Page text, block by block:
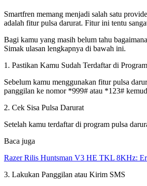
Smartfren memang menjadi salah satu
adalah fitur pulsa darurat. Fitur ini tentu
Bagi kamu yang masih belum tahu
Simak ulasan lengkapnya di bawah ini.
1. Pastikan Kamu Sudah Terdaftar di
Sebelum kamu menggunakan fitur pulsa
panggilan ke nomor *999# atau *123#
2. Cek Sisa Pulsa Darurat
Setelah kamu terdaftar di program pulsa
Baca juga
Razer Rilis Huntsman V3 HE TKL 8KHz:
3. Lakukan Panggilan atau Kirim SMS